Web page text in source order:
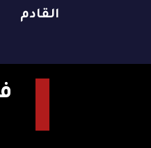
القادم